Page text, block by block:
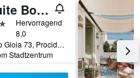
La Suite Boutique Hotel
Hervorragend
8,0
Via Flavio Gioia 73, Procida, Provinz Neapel, Italien
Stadtzentrum